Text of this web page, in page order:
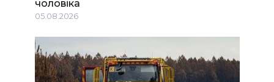
чоловіка
05.08.2026